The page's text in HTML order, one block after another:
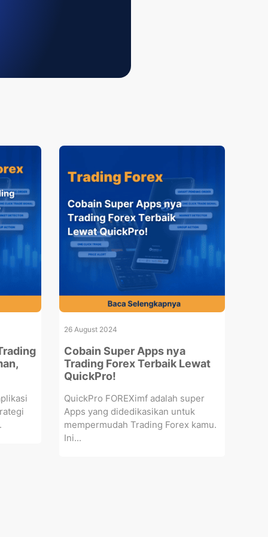
26 August 2024
Cobain Super Apps nya
Trading Forex Terbaik Lewat
QuickPro!
QuickPro FOREXimf adalah super
Apps yang didedikasikan untuk
mempermudah Trading Forex kamu.
Ini...